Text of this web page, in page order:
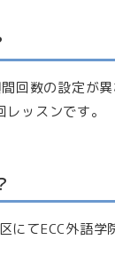
回数の設定が
ッスンです。
にてECC外語学